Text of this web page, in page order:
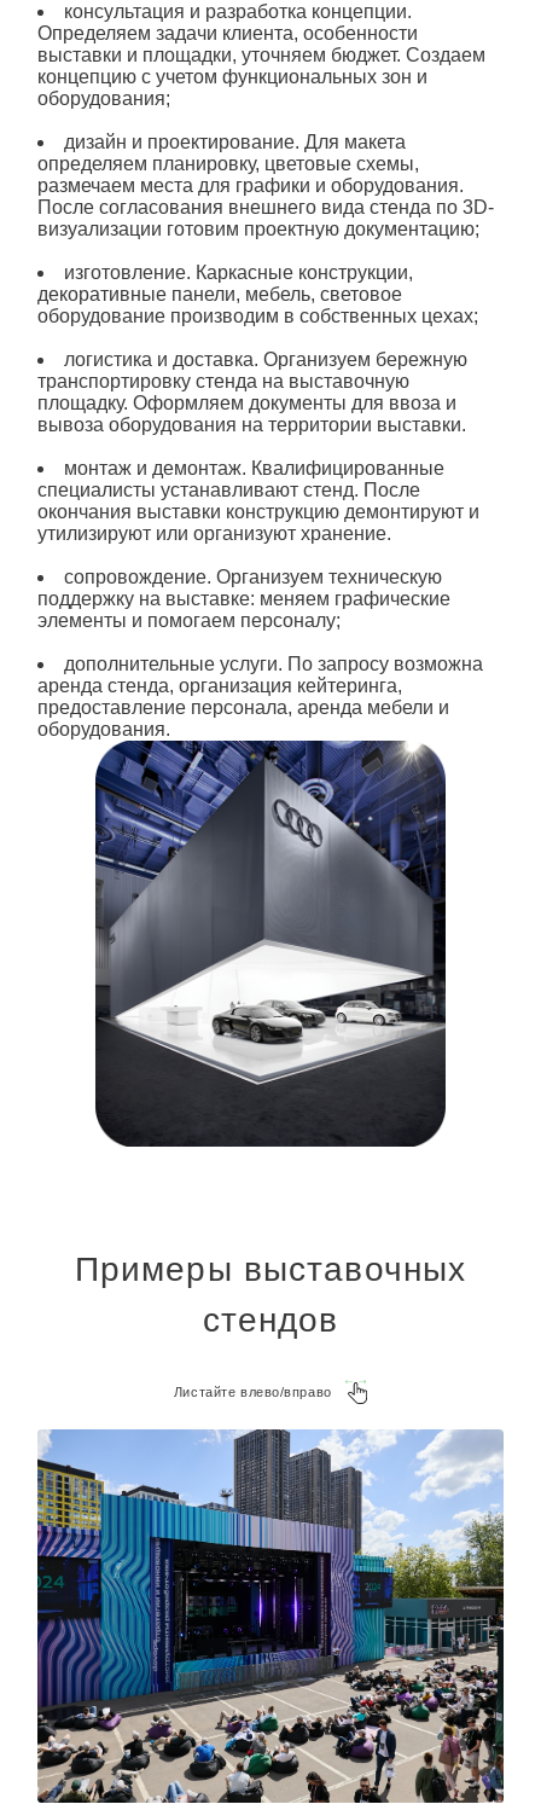
консультация и разработка концепции.
Определяем задачи клиента, особенности
выставки и площадки, уточняем бюджет. Создаем
концепцию с учетом функциональных зон и
оборудования;
дизайн и проектирование. Для макета
определяем планировку, цветовые схемы,
размечаем места для графики и оборудования.
После согласования внешнего вида стенда по 3D-
визуализации готовим проектную документацию;
изготовление. Каркасные конструкции,
декоративные панели, мебель, световое
оборудование производим в собственных цехах;
логистика и доставка. Организуем бережную
транспортировку стенда на выставочную
площадку. Оформляем документы для ввоза и
вывоза оборудования на территории выставки.
монтаж и демонтаж. Квалифицированные
специалисты устанавливают стенд. После
окончания выставки конструкцию демонтируют и
утилизируют или организуют хранение.
сопровождение. Организуем техническую
поддержку на выставке: меняем графические
элементы и помогаем персоналу;
дополнительные услуги. По запросу возможна
аренда стенда, организация кейтеринга,
предоставление персонала, аренда мебели и
оборудования.
Примеры выставочных
стендов
Листайте влево/вправо